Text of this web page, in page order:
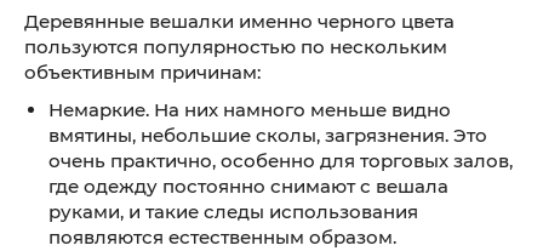
Деревянные вешалки именно черного цвета
пользуются популярностью по нескольким
объективным причинам:
Немаркие. На них намного меньше видно
вмятины, небольшие сколы, загрязнения. Это
очень практично, особенно для торговых залов,
где одежду постоянно снимают с вешала
руками, и такие следы использования
появляются естественным образом.